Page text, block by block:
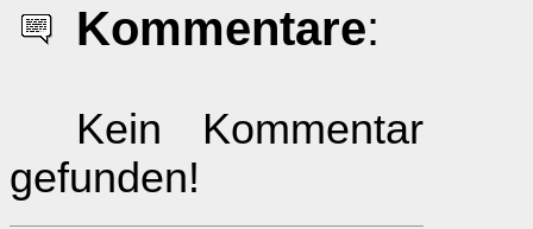
Kommentare:
Kein Kommentar
gefunden!